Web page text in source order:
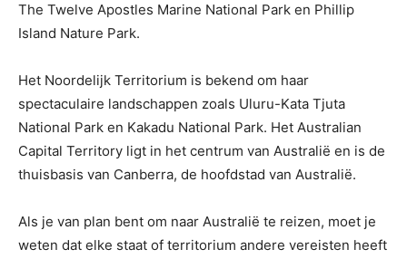
The Twelve Apostles Marine National Park en Phillip
Island Nature Park.
Het Noordelijk Territorium is bekend om haar
spectaculaire landschappen zoals Uluru-Kata Tjuta
National Park en Kakadu National Park. Het Australian
Capital Territory ligt in het centrum van Australië en is de
thuisbasis van Canberra, de hoofdstad van Australië.
Als je van plan bent om naar Australië te reizen, moet je
weten dat elke staat of territorium andere vereisten heeft